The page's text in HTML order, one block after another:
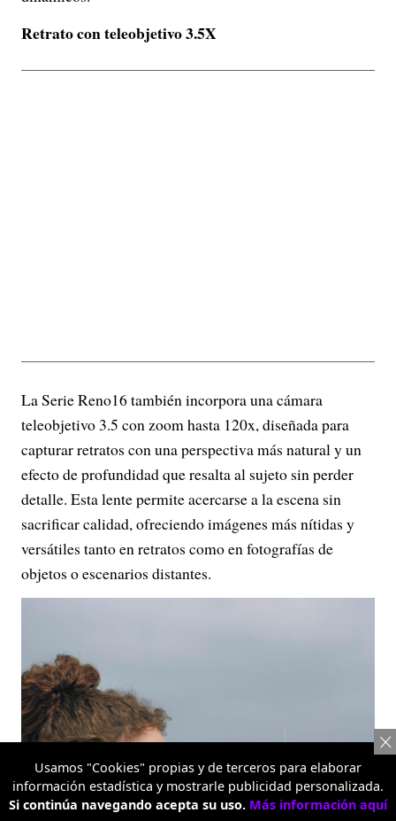
Retrato con teleobjetivo 3.5X
La Serie Reno16 también incorpora una cámara
teleobjetivo 3.5 con zoom hasta 120x, diseñada para
capturar retratos con una perspectiva más natural y un
efecto de profundidad que resalta al sujeto sin perder
detalle. Esta lente permite acercarse a la escena sin
sacrificar calidad, ofreciendo imágenes más nítidas y
versátiles tanto en retratos como en fotografías de
objetos o escenarios distantes.
Usamos "Cookies" propias y de terceros para elaborar
información estadística y mostrarle publicidad personalizada.
Si continúa navegando acepta su uso. Más información aquí